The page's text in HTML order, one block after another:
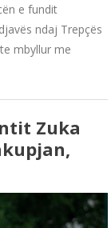
e fundit
ndaj Trepçës
mbyllur me
Zuka